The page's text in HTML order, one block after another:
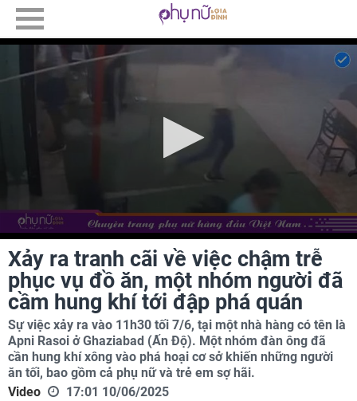
Xảy ra tranh cãi về việc chậm trễ
phục vụ đồ ăn, một nhóm người đã
cầm hung khí tới đập phá quán
Sự việc xảy ra vào 11h30 tối 7/6, tại một nhà hàng có tên là
Apni Rasoi ở Ghaziabad (Ấn Độ). Một nhóm đàn ông đã
cần hung khí xông vào phá hoại cơ sở khiến những người
ăn tối, bao gồm cả phụ nữ và trẻ em sợ hãi.
Video
17:01 10/06/2025